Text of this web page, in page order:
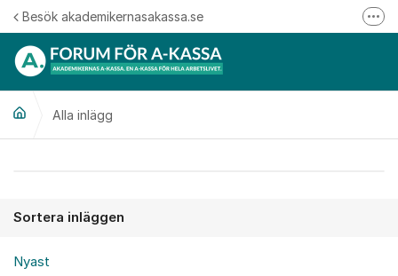
Hoppa till innehåll
Besök akademikernasakassa.se
Alla inlägg
Sortera inläggen
Nyast